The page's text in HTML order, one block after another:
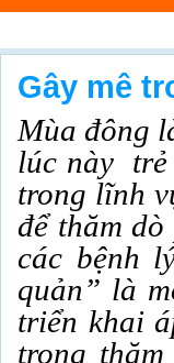
Gây mê
Mùa đông
lúc này trẻ
trong lĩnh
để thăm
các bệnh
quản” là
triển khai
trong